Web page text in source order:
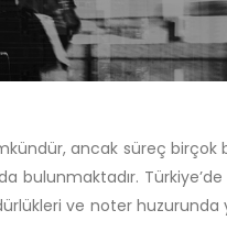
ancak süreç
bulunmaktadır.
ve noter